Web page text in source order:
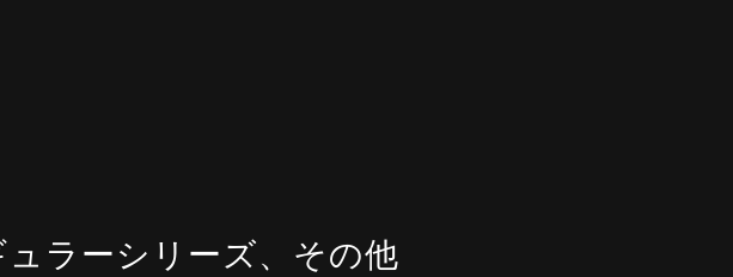
ラーシリーズ、その他